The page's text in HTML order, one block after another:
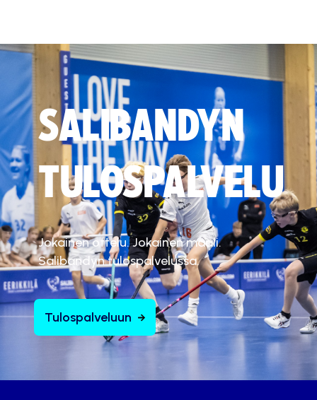
SALIBANDYN
TULOSPALVELU
Jokainen ottelu. Jokainen maali.
Salibandyn tulospalvelussa.
Tulospalveluun